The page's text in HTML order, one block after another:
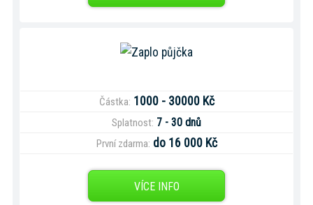
Částka: 1000 - 30000 Kč
Splatnost: 7 - 30 dnů
První zdarma: do 16 000 Kč
VÍCE INFO